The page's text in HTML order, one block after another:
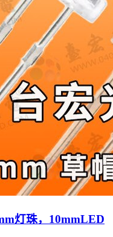
灯珠，10mmLED